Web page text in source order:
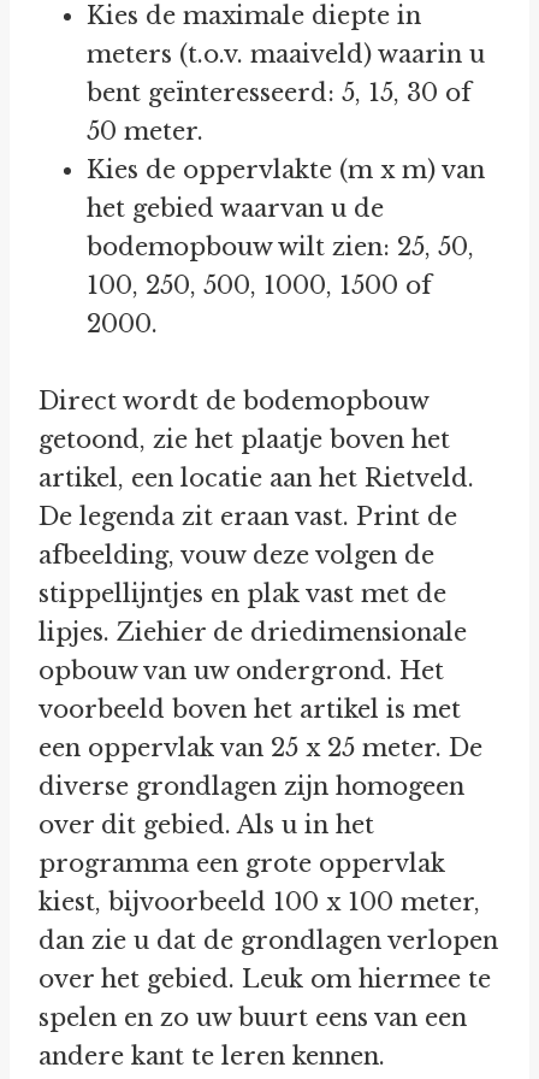
Kies de maximale diepte in
meters (t.o.v. maaiveld) waarin u
bent geïnteresseerd: 5, 15, 30 of
50 meter.
Kies de oppervlakte (m x m) van
het gebied waarvan u de
bodemopbouw wilt zien: 25, 50,
100, 250, 500, 1000, 1500 of
2000.
Direct wordt de bodemopbouw
getoond, zie het plaatje boven het
artikel, een locatie aan het Rietveld.
De legenda zit eraan vast. Print de
afbeelding, vouw deze volgen de
stippellijntjes en plak vast met de
lipjes. Ziehier de driedimensionale
opbouw van uw ondergrond. Het
voorbeeld boven het artikel is met
een oppervlak van 25 x 25 meter. De
diverse grondlagen zijn homogeen
over dit gebied. Als u in het
programma een grote oppervlak
kiest, bijvoorbeeld 100 x 100 meter,
dan zie u dat de grondlagen verlopen
over het gebied. Leuk om hiermee te
spelen en zo uw buurt eens van een
andere kant te leren kennen.